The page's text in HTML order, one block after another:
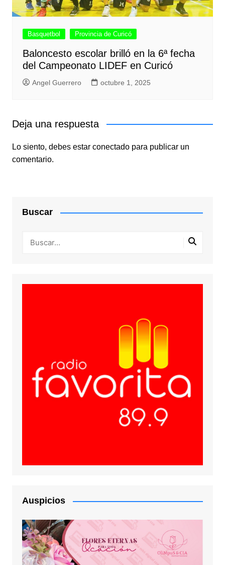
Basquetbol Provincia de Curicó
Baloncesto escolar brilló en la 6ª fecha
del Campeonato LIDEF en Curicó
Angel Guerrero octubre 1, 2025
Deja una respuesta
Lo siento, debes estar conectadopara publicar un
comentario.
Buscar
Auspicios